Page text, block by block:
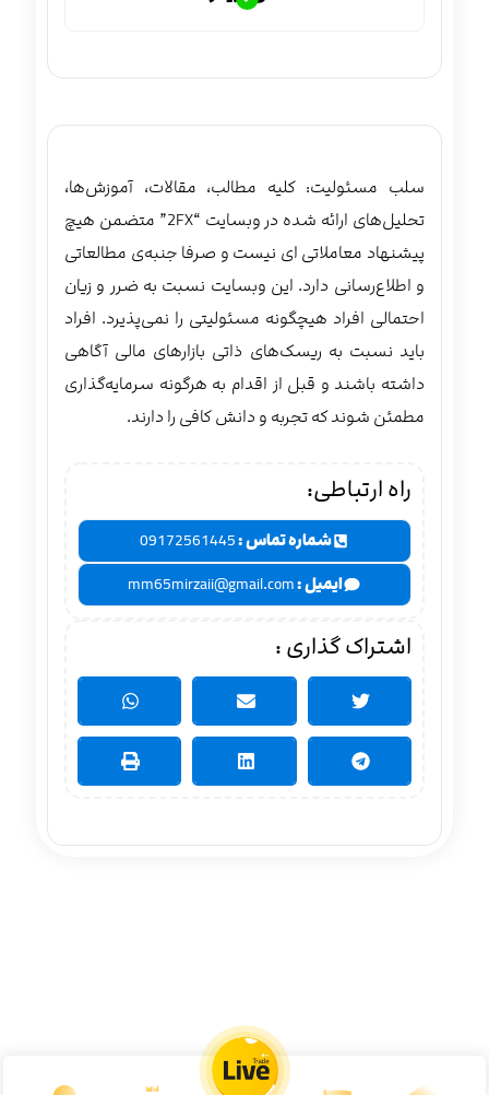
سلب مسئولیت: کلیه مطالب، مقالات، آموزش‌ها،
تحلیل‌های ارائه شده در وبسایت “2FX” متضمن هیچ
پیشنهاد معاملاتی ‌ای نیست و صرفا جنبه‌ی مطالعاتی
و اطلاع‌رسانی دارد. این وبسایت نسبت به ضرر و زیان
احتمالی افراد هیچگونه مسئولیتی را نمی‌پذیرد. افراد
باید نسبت به ریسک‌های ذاتی بازارهای مالی آگاهی
داشته باشند و قبل از اقدام به هرگونه سرمایه‌گذاری
مطمئن شوند که تجربه و دانش کافی را دارند.
اشتراک گذاری :
راه ارتباطی:
شماره تماس :09172561445
ایمیل :mm65mirzaii@gmail.com